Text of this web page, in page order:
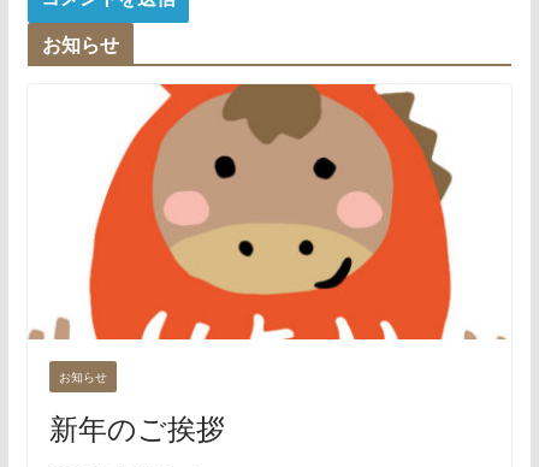
お知らせ
お知らせ
新年のご挨拶